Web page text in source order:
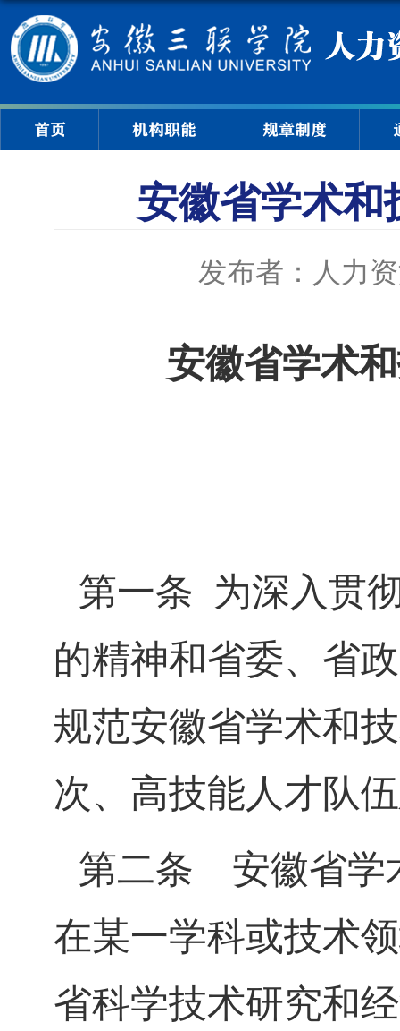
首页 机构职能 规章制度
安徽省学术和
发布者：人力
安徽省学术
第一条 为深入贯
的精神和省委、省
规范安徽省学术和
次、高技能人才队
第二条 安徽省学
在某一学科或技术
省科学技术研究和